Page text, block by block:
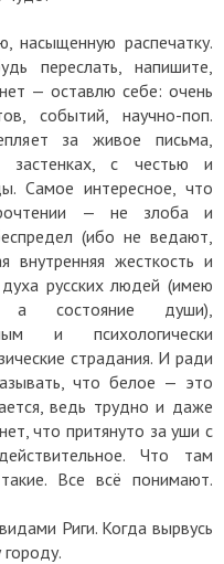
насыщенную распечатку.
переслать, напишите,
— оставлю себе: очень
событий, научно-поп.
за живое письма,
застенках, с честью и
Самое интересное, что
— не злоба и
(ибо не ведают,
внутренняя жесткость и
русских людей (имею
а состояние души),
и психологически
страдания. И ради
что белое — это
ведь трудно и даже
что притянуто за уши с
Что там
Все всё понимают.
Риги. Когда вырвусь